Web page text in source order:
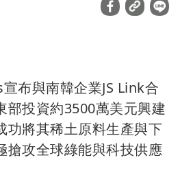
布與南韓企業JS Link合
部投資約3500萬美元興建
功將其稀土原料生產與下
搶攻全球綠能與科技供應